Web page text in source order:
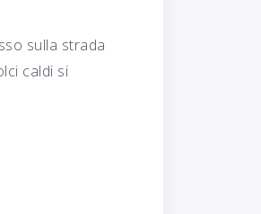
sulla strada
caldi si